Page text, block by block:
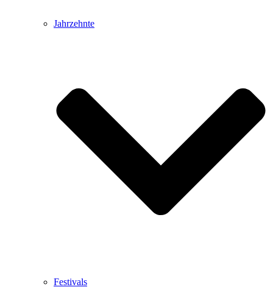
Jahrzehnte
Festivals